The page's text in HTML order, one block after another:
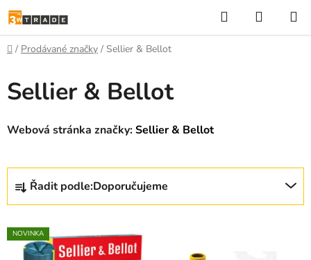
Přejít
na
obsah
Hledat
KOŠÍK
Domů
/ Prodávané značky / Sellier & Bellot
Sellier & Bellot
Webová stránka značky:Sellier & Bellot
Ř
z
e
n
Řadit podle:Doporučujeme
V
ý
NOVINKA